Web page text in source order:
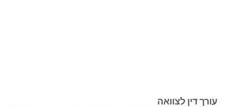
עורך דין לצוואה